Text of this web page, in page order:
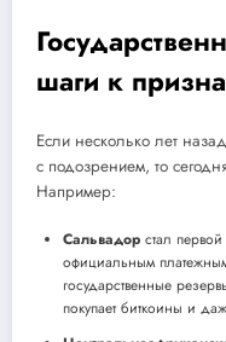
шаги к
Если несколько лет
с подозрением, то
Например:
Сальвадор стал
официальным
государственные
покупает биткоины и